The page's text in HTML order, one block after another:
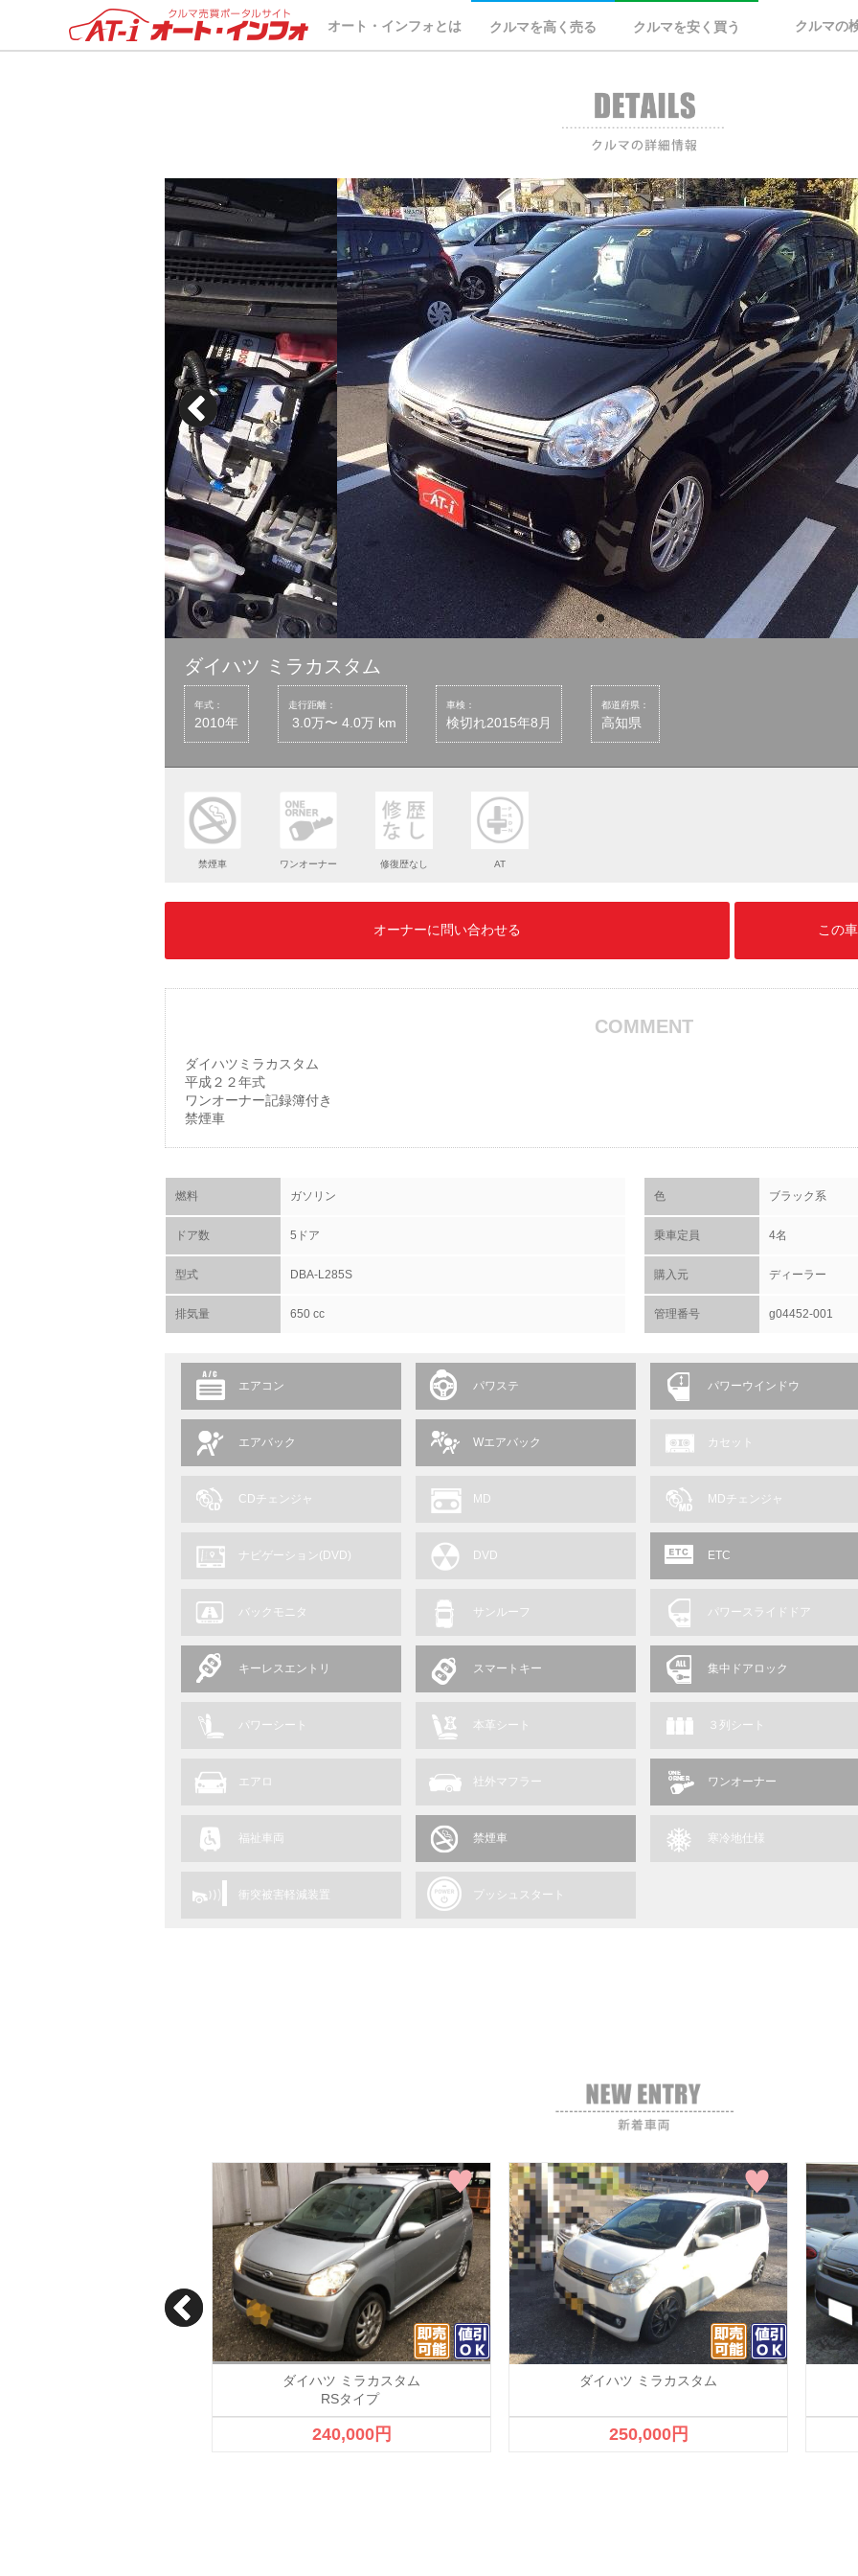
オート・インフォとは クルマを高く売る クルマを安く買う クルマの
ダイハツ ミラカスタム
年式：
2010年
走行距離：
3.0万〜 4.0万 km
車検：
検切れ2015年8月
都道府県：
高知県
禁煙車 ワンオーナー 修復歴なし AT
オーナーに問い合わせる この
COMMENT
ダイハツミラカスタム
平成２２年式
ワンオーナー記録簿付き
禁煙車
燃料 ガソリン 色 ブラック系
ドア数 5ドア 乗車定員 4名
型式 DBA-L285S 購入元 ディーラー
排気量 650 cc 管理番号 g04452-001
エアコン パワステ パワーウインドウ
エアバック Wエアバック カセット
CDチェンジャ MD MDチェンジャ
ナビゲーション(DVD) DVD ETC
バックモニタ サンルーフ パワースライドドア
キーレスエントリ スマートキー 集中ドアロック
パワーシート 本革シート ３列シート
エアロ 社外マフラー ワンオーナー
福祉車両 禁煙車 寒冷地仕様
衝突被害軽減装置 プッシュスタート
ダイハツ ミラカスタム
RSタイプ
240,000円
ダイハツ ミラカスタム
250,000円